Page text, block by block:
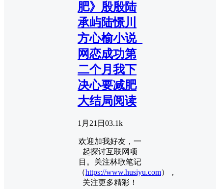
肥》殷殷陆
承屿陆憬川
方心榆小说_
网恋成功第
二个月我下
决心要减肥
大结局阅读
1月21日 03.1k
欢迎加我好友，一
起探讨互联网项
目。关注林歌笔记
（https://www.husiyu.com），
关注更多精彩！